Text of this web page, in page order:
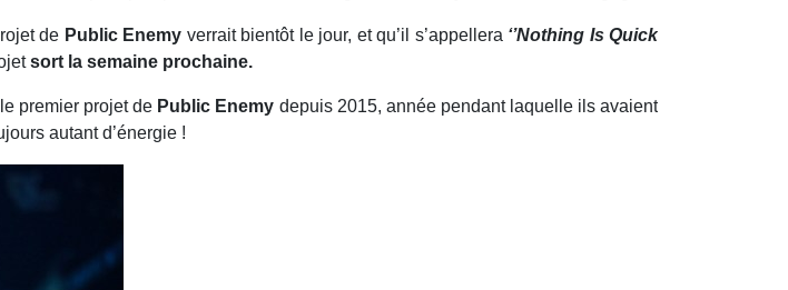
de Public Enemy verrait bientôt le jour, et qu’il s’appellera ‘’Nothing Is Quick
sort la semaine prochaine.
premier projet de Public Enemy depuis 2015, année pendant laquelle ils avaient
autant d’énergie !